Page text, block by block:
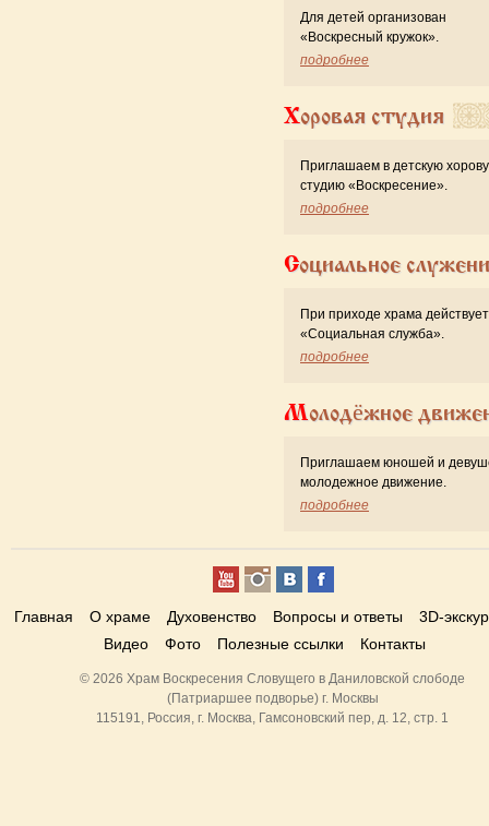
Для детей организован
«Воскресный кружок».
подробнее
Хоровая студия
Приглашаем в детскую
студию «Воскресение».
подробнее
Социальное
При приходе храма действует
«Cоциальная служба».
подробнее
Молодёжное
Приглашаем юношей и
молодежное движение.
подробнее
Главная О храме Духовенство Вопросы и ответы
3D-
Видео
Фото Полезные ссылки Контакты
© 2026 Храм Воскресения Словущего в Даниловской слободе
(Патриаршее подворье) г. Москвы
115191, Россия, г. Москва, Гамсоновский пер, д. 12, стр. 1